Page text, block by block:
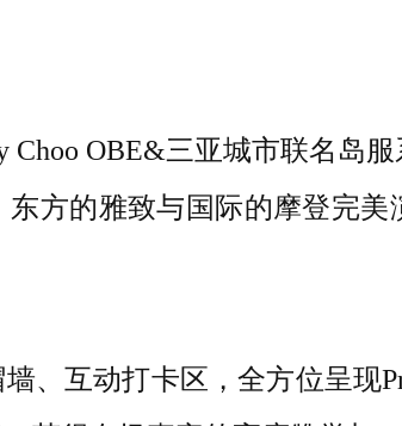
Choo OBE&三亚城市联名岛
方的雅致与国际的摩登完
、互动打卡区，全方位呈现